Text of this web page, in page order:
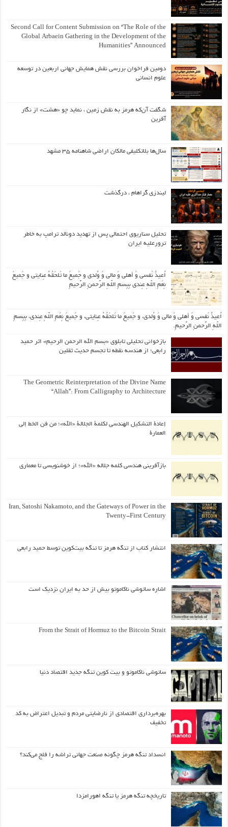
Second Call for Content Submission on “The Role of the
Global Arbaein Gathering in the Development of the
Humanities” Announced
دومین فراخوان بررسی نقش همایش جهانی اربعین در توسعه
علوم انسانی
شگفت آن‌که هرمز به نقش زمین ، نماید چو «هشت» از نگار
آفرین
سال‌ها بلاتکلیفی مالکان اراضی شاهنامه ۳۵ مشهد
لیندزی گراهام ، درگذشت
تحلیل سناریوی احتمالی پس از تهدید دونالد ترامپ به خاطر
ترورعلیه ایران
اُعیذُ نَفسی وَ أهلی وَ مالی وَ وُلدی و جَمیعَ ما تَلحَقُهُ عِنایتی و جَمیعَ
نِعَمِ اللّهِ عِندی بِبِسمِ اللّهِ الرَّحمنِ الرَّحیمِ
اُعیذُ نَفسی وَ أهلی وَ مالی وَ وُلدی، و جَمیعَ ما تَلحَقُهُ عِنایتی، و جَمیعَ نِعَمِ اللّهِ عِندی، بِبِسمِ
اللّهِ الرَّحمنِ الرَّحیمِ.
بازخوانی تحلیلی تابلوی «بسم الله الرحمن الرحیم» اثر حمید
رابعی؛ از هندسه نقطه تا تجسم حدیث ثقلین
The Geometric Reinterpretation of the Divine Name
“Allah”: From Calligraphy to Architecture
إعادة التشكيل الهندسي لكلمة الجلالة «الله»؛ من فن الخط إلى
العمارة
بازآفرینی هندسی کلمه جلاله «الله»؛ از خوشنویسی تا معماری
Iran, Satoshi Nakamoto, and the Gateways of Power in the
Twenty-First Century
انتشار کتاب از تنگه هرمز تا تنگه بیت‌کوین توسط حمید رابعی
اشاره ساتوشی ناکاموتو بیش از حد به ایران نزدیک است
From the Strait of Hormuz to the Bitcoin Strait
ساتوشی ناکاموتو و بیت کوین تنگه جدید اقتصاد دنیا
بهره‌برداری اقتصادی از نارضایتی مردم و تبدیل اعتراض به کد
تخفیف
انسداد تنگه هرمز چگونه صنعت جهانی تراشه را فلج می‌کند؟
تاریخچه تنگه هرمز یا تنگه اهورامزدا